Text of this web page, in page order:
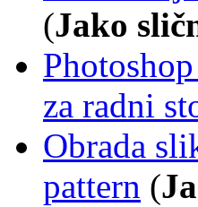
(Jako
za radni
Obrada
pattern (